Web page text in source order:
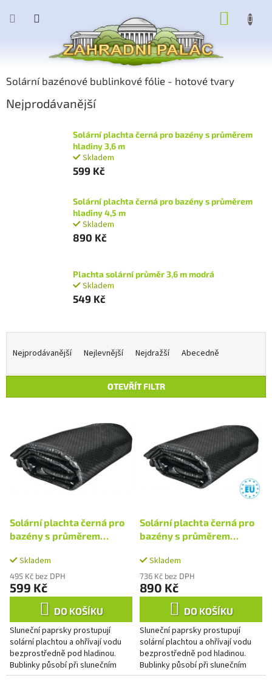
Solární bazénové bublinkové fólie - hotové tvary
Nejprodávanější
Solární plachta černá pro bazény s průměrem
hladiny 3,6 m
Skladem
599 Kč
Solární plachta černá pro bazény s průměrem
hladiny 4,5 m
Skladem
890 Kč
Plachta solární průměr 3,6 m modrá
Skladem
549 Kč
e
d
Nejprodávanější Nejlevnější Nejdražší Abecedně
OTEVŘÍT FILTR
d
u
t
ů
Solární plachta černá pro
bazény s průměrem
Skladem
495 Kč bez DPH
599 Kč
DO KOŠÍKU
Sluneční paprsky prostupují
solární plachtou a ohřívají vodu
bezprostředně pod hladinou.
Bublinky působí při slunečním
záření jako čočky a tím zvyšují
Solární plachta černá pro
bazény s průměrem
Skladem
736 Kč bez DPH
890 Kč
DO KOŠÍKU
Sluneční paprsky prostupují
solární plachtou a ohřívají vodu
bezprostředně pod hladinou.
Bublinky působí při slunečním
záření jako čočky a tím zvyšují